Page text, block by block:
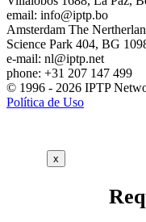
email: info
iptp.bo
Amsterdam The
Science Park 404, BG
e-mail: nl
iptp.net
phone: +31 207 147 499
© 1996 - 2026 IPTP
Política de Uso
x